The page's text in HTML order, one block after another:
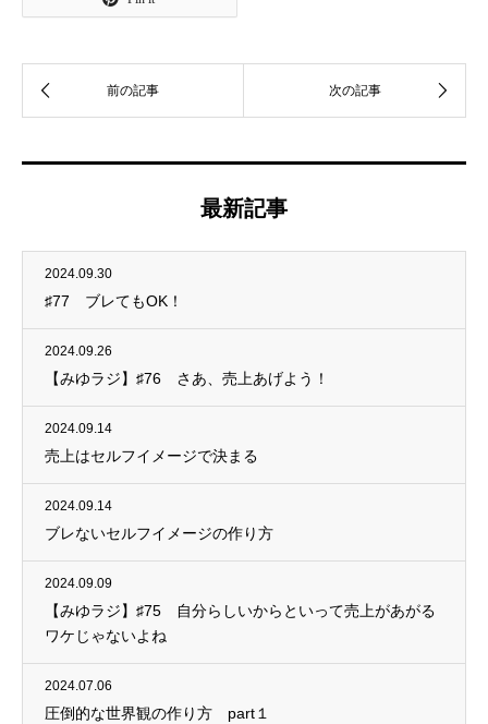
最新記事
2024.09.30
♯77 ブレてもOK！
2024.09.26
【みゆラジ】♯76 さあ、売上あげよう！
2024.09.14
売上はセルフイメージで決まる
2024.09.14
ブレないセルフイメージの作り方
2024.09.09
【みゆラジ】♯75 自分らしいからといって売上があがる
ワケじゃないよね
2024.07.06
圧倒的な世界観の作り方 part１